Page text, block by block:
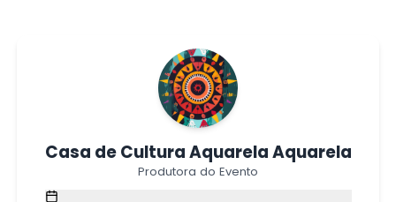
Casa de Cultura Aquarela Aquarela
Produtora do Evento